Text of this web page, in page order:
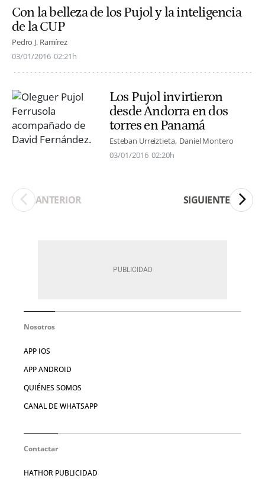
Con la belleza de los Pujol y la inteligencia
de la CUP
Pedro J. Ramírez
03/01/2016 02:21h
Los Pujol invirtieron
desde Andorra en dos
torres en Panamá
Esteban Urreiztieta Daniel Montero
03/01/2016 02:20h
ANTERIOR SIGUIENTE
Nosotros
APP IOS
APP ANDROID
QUIÉNES SOMOS
CANAL DE WHATSAPP
Contactar
HATHOR PUBLICIDAD